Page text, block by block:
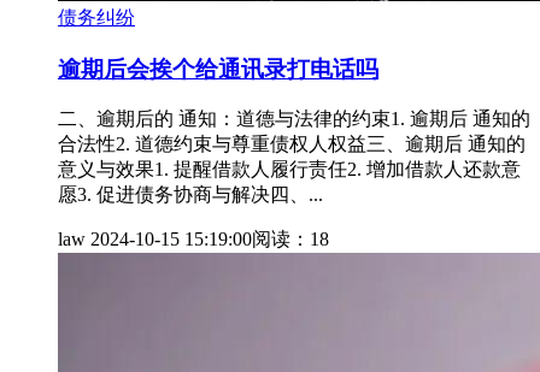
债务纠纷
逾期后会挨个给通讯录打电话吗
二、逾期后的 通知：道德与法律的约束1. 逾期后 通知的
合法性2. 道德约束与尊重债权人权益三、逾期后 通知的
意义与效果1. 提醒借款人履行责任2. 增加借款人还款意
愿3. 促进债务协商与解决四、...
law 2024-10-15 15:19:00阅读：18